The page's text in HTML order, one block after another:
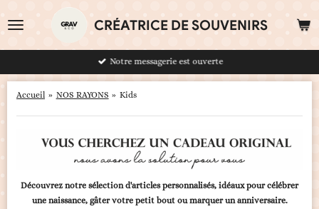
au
CRÉATRICE DE SOUVENIRS
Notre messagerie est ouverte
Accueil » NOS RAYONS » Kids
Découvrez notre sélection d'articles personnalisés, idéaux pour célébrer
une naissance, gâter votre petit bout ou marquer un anniversaire.